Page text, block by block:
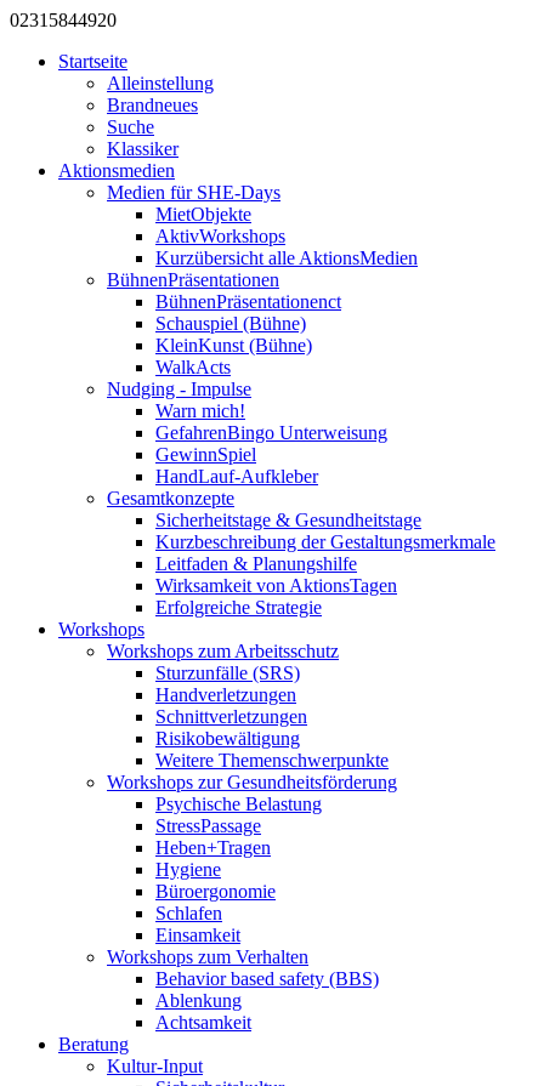
0231 5844920
Startseite
Alleinstellung
Brandneues
Suche
Klassiker
Aktionsmedien
Medien für SHE-Days
MietObjekte
AktivWorkshops
Kurzübersicht alle AktionsMedien
BühnenPräsentationen
BühnenPräsentationenct
Schauspiel (Bühne)
KleinKunst (Bühne)
WalkActs
Nudging - Impulse
Warn mich!
GefahrenBingo Unterweisung
GewinnSpiel
HandLauf-Aufkleber
Gesamtkonzepte
Sicherheitstage & Gesundheitstage
Kurzbeschreibung der Gestaltungsmerkmale
Leitfaden & Planungshilfe
Wirksamkeit von AktionsTagen
Erfolgreiche Strategie
Workshops
Workshops zum Arbeitsschutz
Sturzunfälle (SRS)
Handverletzungen
Schnittverletzungen
Risikobewältigung
Weitere Themenschwerpunkte
Workshops zur Gesundheitsförderung
Psychische Belastung
StressPassage
Heben+Tragen
Hygiene
Büroergonomie
Schlafen
Einsamkeit
Workshops zum Verhalten
Behavior based safety (BBS)
Ablenkung
Achtsamkeit
Beratung
Kultur-Input